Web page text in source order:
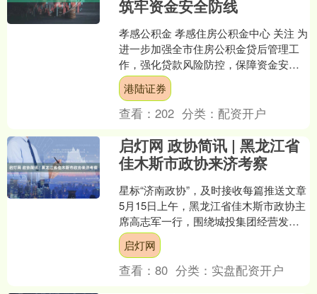
筑牢资金安全防线
孝感公积金 孝感住房公积金中心 关注 为
进一步加强全市住房公积金贷后管理工
作，强化贷款风险防控，保障资金安
全，5月15日上午，孝感住房公积金中心
召开贷后管理工作....
港陆证券
查看：202 分类： 配资开户
启灯网 政协简讯 | 黑龙江省
佳木斯市政协来济考察
星标“济南政协”，及时接收每篇推送文章
5月15日上午，黑龙江省佳木斯市政协主
席高志军一行，围绕城投集团经营发展
工作来济考察。考察组现场察看叮咚公
寓保障性租赁住....
启灯网
查看：80 分类： 实盘配资开户